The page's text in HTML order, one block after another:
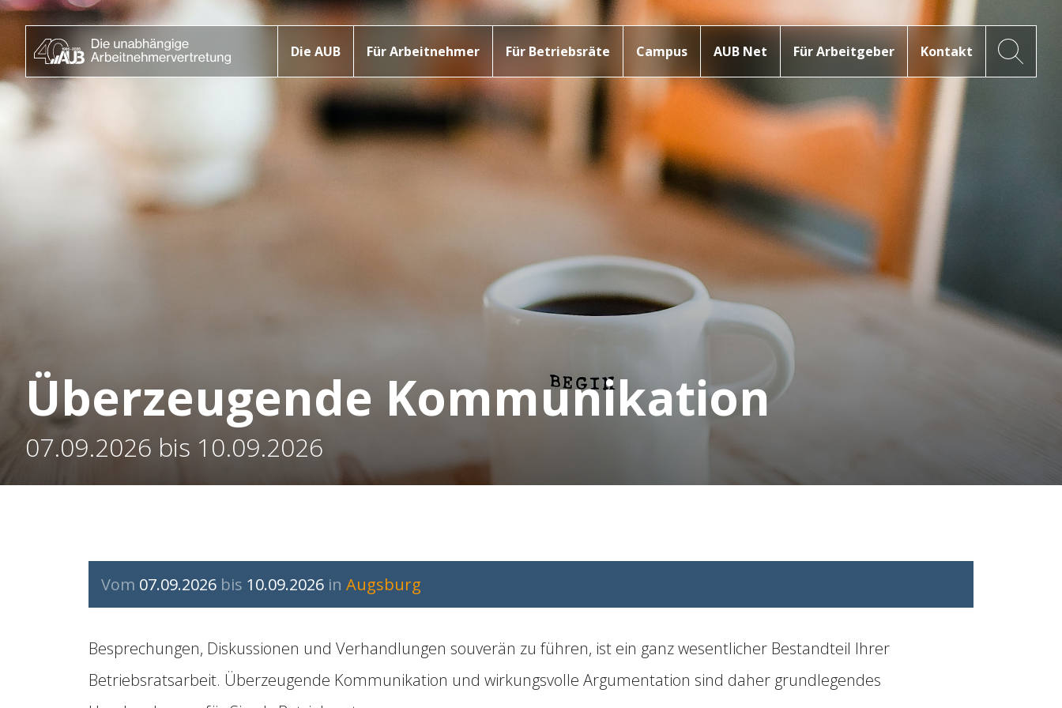
Die AUB Für Arbeitnehmer Für Betriebsräte Campus AUB Net Für Arbeitgeber Kontakt
Überzeugende Kommunikation
07.09.2026 bis 10.09.2026
Vom 07.09.2026 bis 10.09.2026 in Augsburg
Besprechungen, Diskussionen und Verhandlungen souverän zu führen, ist ein ganz wesentlicher Bestandteil Ihrer
Betriebsratsarbeit. Überzeugende Kommunikation und wirkungsvolle Argumentation sind daher grundlegendes